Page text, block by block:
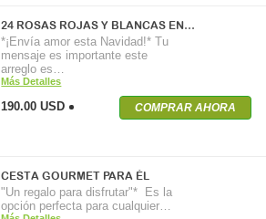
24 ROSAS ROJAS Y BLANCAS EN…
*¡Envía amor esta Navidad!* Tu
mensaje es importante este
arreglo es…
Más Detalles
190.00 USD COMPRAR AHORA
CESTA GOURMET PARA ÉL
"Un regalo para disfrutar"* Es la
opción perfecta para cualquier…